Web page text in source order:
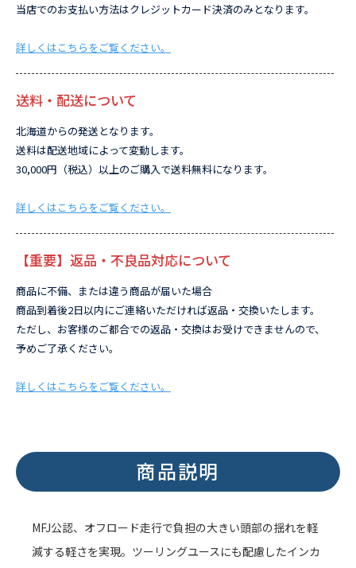
当店でのお支払い方法はクレジットカード決済のみとなります。
詳しくはこちらをご覧ください。
送料・配送について
北海道からの発送となります。
送料は配送地域によって変動します。
30,000円（税込）以上のご購入で送料無料になります。
詳しくはこちらをご覧ください。
【重要】返品・不良品対応について
商品に不備、または違う商品が届いた場合
商品到着後2日以内にご連絡いただければ返品・交換いたします。
ただし、お客様のご都合での返品・交換はお受けできませんので、
予めご了承ください。
詳しくはこちらをご覧ください。
商品説明
MFJ公認、オフロード走行で負担の大きい頭部の揺れを軽
減する軽さを実現。ツーリングユースにも配慮したインカ